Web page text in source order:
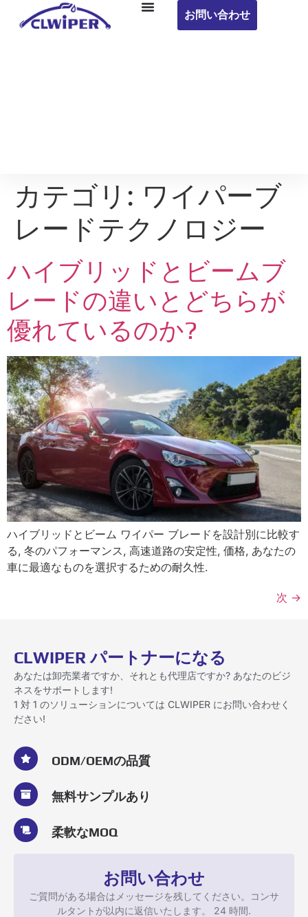
お問い合わせ
カテゴリ: ワイパーブ
レードテクノロジー
ハイブリッドとビームブ
レードの違いとどちらが
優れているのか?
ハイブリッドとビーム ワイパー ブレードを設計別に比較す
る, 冬のパフォーマンス, 高速道路の安定性, 価格, あなたの
車に最適なものを選択するための耐久性.
次 →
CLWIPER パートナーになる
あなたは卸売業者ですか、それとも代理店ですか? あなたのビジ
ネスをサポートします!
1 対 1 のソリューションについては CLWIPER にお問い合わせく
ださい!
ODM/OEMの品質
無料サンプルあり
柔軟なMOQ
お問い合わせ
ご質問がある場合はメッセージを残してください。コンサ
ルタントが以内に返信いたします。 24 時間.